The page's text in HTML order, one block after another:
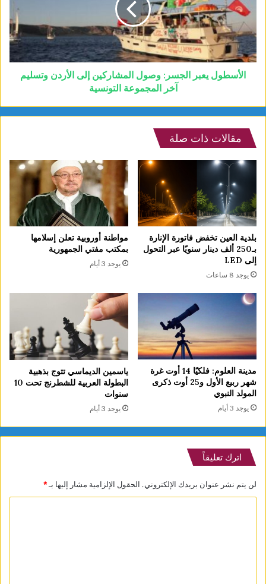
الأسطول يعبر الجسر: وصول المشاركين إلى الأردن وتسليم
آخر المجموعة التونسية
مقالات ذات صلة
بلدية العين تخفض فاتورة الإنارة
بـ250 ألف دينار سنويًا عبر التحول
إلى LED
يوجد 8 ساعات
مواطنة أوروبية تعلن إسلامها
بمكتب مفتي الجمهورية
يوجد 3 أيام
مدينة العلوم: فلكيًا 14 أوت غرة
شهر ربيع الأول و25 أوت ذكرى
المولد النبوي
يوجد 3 أيام
ياسمين الديماسي تتوج بذهبية
البطولة العربية للشطرنج تحت 10
سنوات
يوجد 3 أيام
اترك تعليقاً
لن يتم نشر عنوان بريدك الإلكتروني. الحقول الإلزامية مشار إليها بـ*